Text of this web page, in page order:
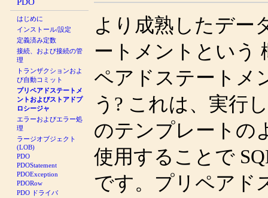
はじめに
インストール/設定
定義済み定数
接続、および接続の管
理
トランザクションおよ
び自動コミット
プリペアドステートメ
ントおよびストアドプ
ロシージャ
エラーおよびエラー処
理
ラージオブジェクト
(LOB)
PDO
PDOStatement
PDOException
PDORow
PDO ドライバ
より成熟したデー
ートメントという
ペアドステートメ
う? これは、実行
のテンプレートの
使用することで
です。プリペアド